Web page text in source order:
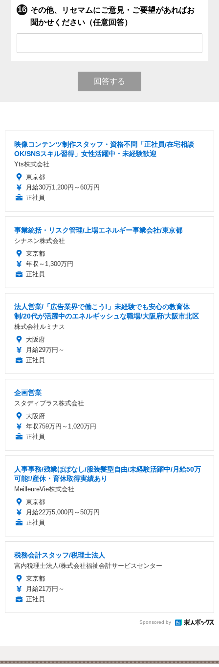
その他、リセマムにご意見・ご要望があればお
聞かせください（任意回答）
回答する
映像コンテンツ制作スタッフ・資格不問「正社員/在宅相談
OK/SNSスキル習得」女性活躍中・未経験歓迎
Yts株式会社
東京都
月給30万1,200円～60万円
正社員
事業統括・リスク管理/上場エネルギー事業会社/東京都
シナネン株式会社
東京都
年収～1,300万円
正社員
法人営業/「広告業界で働こう!」未経験でも安心の教育体
制/20代が活躍中のエネルギッシュな職場/大阪府/大阪市北区
株式会社ルミナス
大阪府
月給29万円～
正社員
企画営業
スタディプラス株式会社
大阪府
年収759万円～1,020万円
正社員
人事事務/残業ほぼなし/服装髪型自由/未経験活躍中/月給50万
可能!/産休・育休取得実績あり
MeilleureVie株式会社
東京都
月給22万5,000円～50万円
正社員
税務会計スタッフ/税理士法人
宮内税理士法人/株式会社福祉会計サービスセンター
東京都
月給21万円～
正社員
Sponsored by